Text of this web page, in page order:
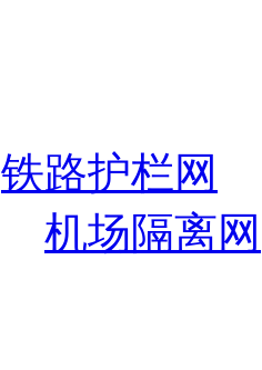
铁路护栏网
机场隔离网